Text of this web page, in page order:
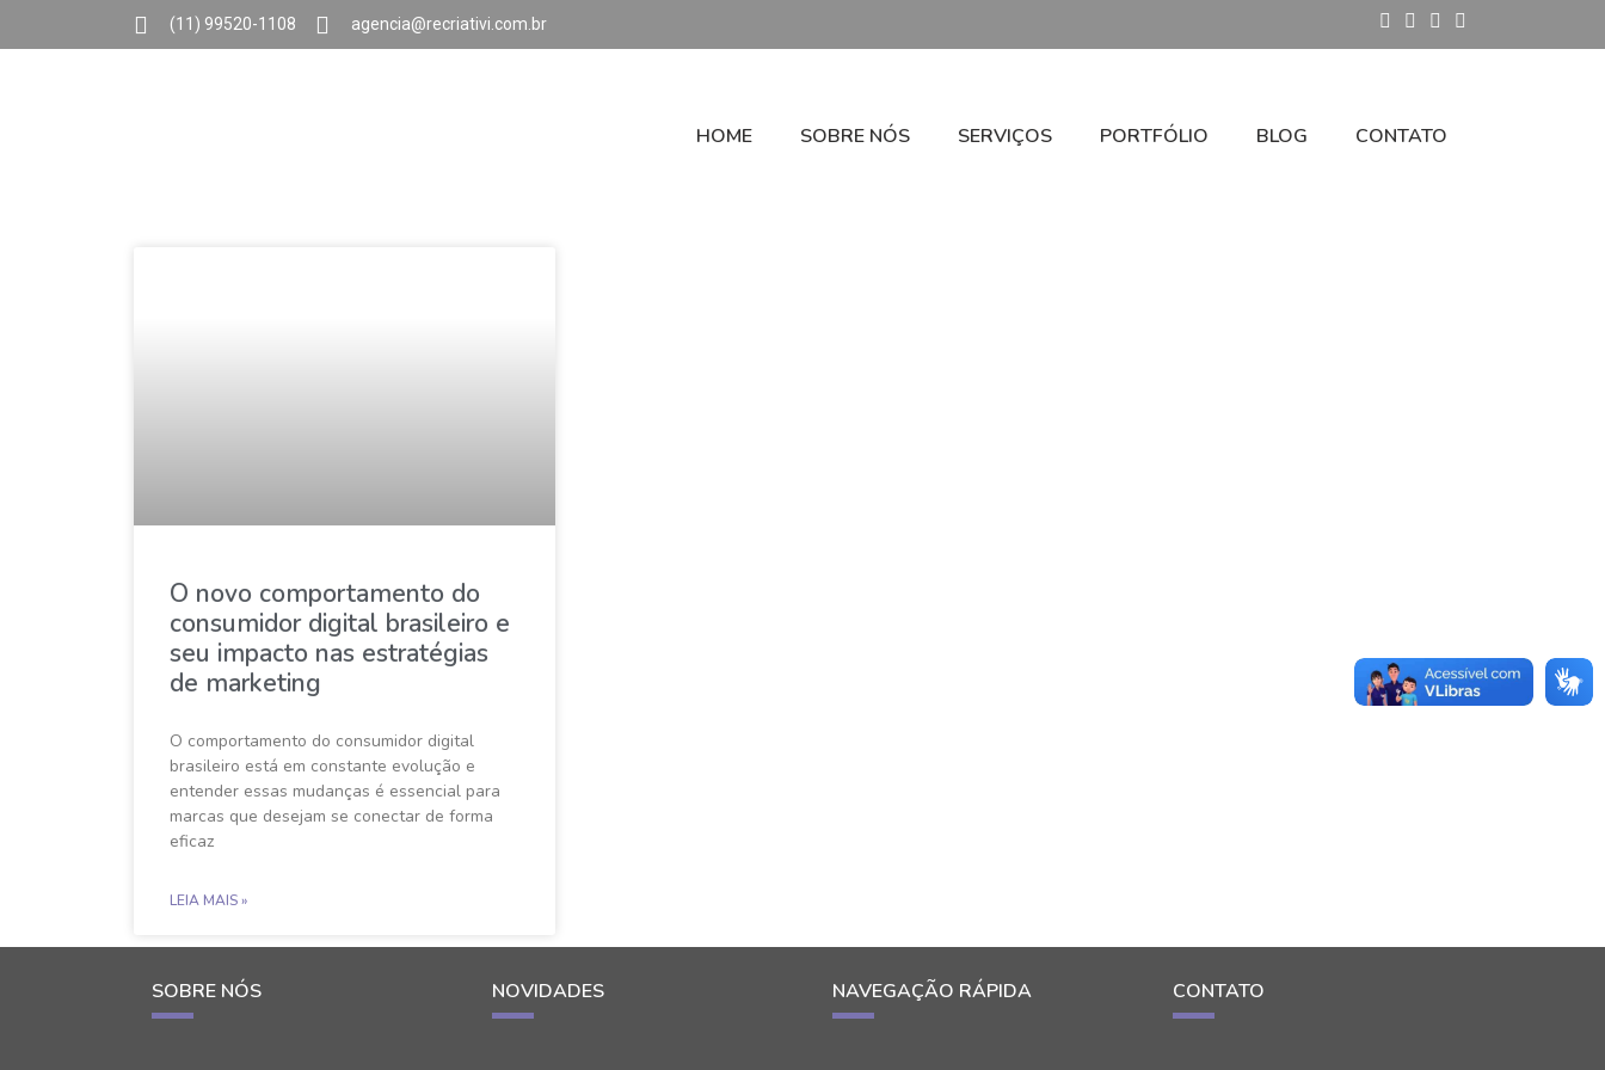
(11) 99520-1108 agencia@recriativi.com.br
HOME SOBRE NÓS SERVIÇOS PORTFÓLIO BLOG CONTATO
O novo comportamento do
consumidor digital brasileiro e
seu impacto nas estratégias
de marketing
O comportamento do consumidor digital
brasileiro está em constante evolução e
entender essas mudanças é essencial para
marcas que desejam se conectar de forma
eficaz
LEIA MAIS »
SOBRE NÓS NOVIDADES NAVEGAÇÃO RÁPIDA CONTATO